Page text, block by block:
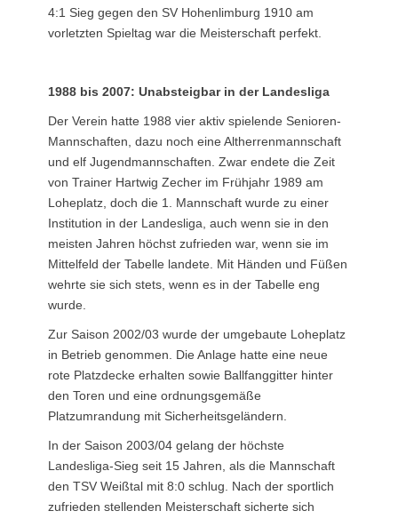
4:1 Sieg gegen den SV Hohenlimburg 1910 am
vorletzten Spieltag war die Meisterschaft perfekt.
1988 bis 2007: Unabsteigbar in der Landesliga
Der Verein hatte 1988 vier aktiv spielende Senioren-
Mannschaften, dazu noch eine Altherrenmannschaft
und elf Jugendmannschaften. Zwar endete die Zeit
von Trainer Hartwig Zecher im Frühjahr 1989 am
Loheplatz, doch die 1. Mannschaft wurde zu einer
Institution in der Landesliga, auch wenn sie in den
meisten Jahren höchst zufrieden war, wenn sie im
Mittelfeld der Tabelle landete. Mit Händen und Füßen
wehrte sie sich stets, wenn es in der Tabelle eng
wurde.
Zur Saison 2002/03 wurde der umgebaute Loheplatz
in Betrieb genommen. Die Anlage hatte eine neue
rote Platzdecke erhalten sowie Ballfanggitter hinter
den Toren und eine ordnungsgemäße
Platzumrandung mit Sicherheitsgeländern.
In der Saison 2003/04 gelang der höchste
Landesliga-Sieg seit 15 Jahren, als die Mannschaft
den TSV Weißtal mit 8:0 schlug. Nach der sportlich
zufrieden stellenden Meisterschaft sicherte sich